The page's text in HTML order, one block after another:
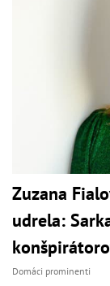
Zuzana
udrela:
Domáci prominenti